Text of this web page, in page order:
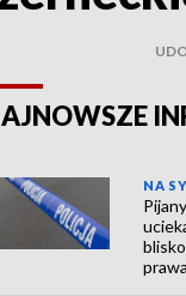
NA